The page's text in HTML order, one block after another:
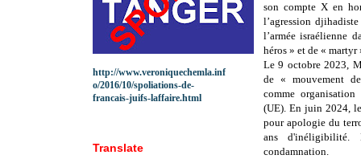
son compte X en
l’agression
l’armée israélienne
héros » et de « martyr
Le 9 octobre 2023,
de « mouvement
comme
(UE). En juin 2024,
pour apologie du
ans d'inéligibilité.
condamnation.
http://www.veroniquechemla.inf
o/2016/10/spoliations-de-
francais-juifs-laffaire.html
Translate